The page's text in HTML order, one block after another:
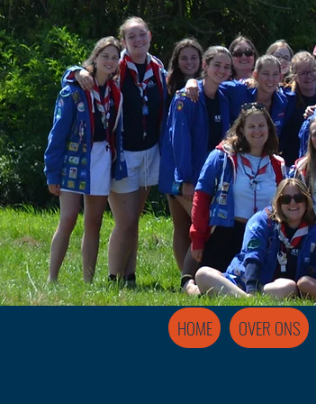
HOME OVER ONS